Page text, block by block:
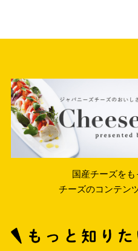
国産チーズをも
チーズのコンテン